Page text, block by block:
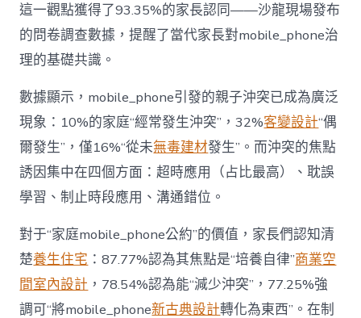
非
“家
庭
中
這一觀點獲得了93.35%的家長認同——沙龍現場發布
的問卷調查數據，提醒了當代家長對mobile_phone治
理的基礎共識。
數據顯示，mobile_phone引發的親子沖突已成為廣泛
現象：10%的家庭“經常發生沖突”，32%客變設計“偶
爾發生”，僅16%“從未無毒建材發生”。而沖突的焦點
誘因集中在四個方面：超時應用（占比最高）、耽誤
學習、制止時段應用、溝通錯位。
對于“家庭mobile_phone公約”的價值，家長們認知清
楚養生住宅 ：87.77%認為其焦點是“培養自律”商業空
間室內設計 ，78.54%認為能“減少沖突”，77.25%強
調可“將mobile_phone新古典設計轉化為東西”。在制